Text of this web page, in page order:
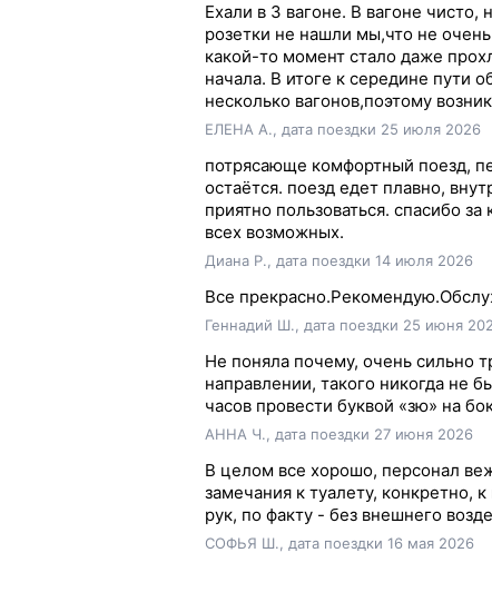
Ехали в 3 вагоне. В вагоне чисто,
розетки не нашли мы,что не
какой-то момент стало даже
начала. В итоге к середине пути
несколько вагонов,поэтому
ЕЛЕНА А., дата поездки 25 июля 2026
потрясающе комфортный поезд,
остаётся. поезд едет плавно,
приятно пользоваться. спасибо
всех возможных.
Диана Р., дата поездки 14 июля 2026
Все
Геннадий Ш., дата поездки 25 июня
Не поняла почему, очень сильно
направлении, такого никогда не
часов провести буквой «зю» на
АННА Ч., дата поездки 27 июня 2026
В целом все хорошо, персонал
замечания к туалету, конкретно,
рук, по факту - без внешнего
СОФЬЯ Ш., дата поездки 16 мая 2026